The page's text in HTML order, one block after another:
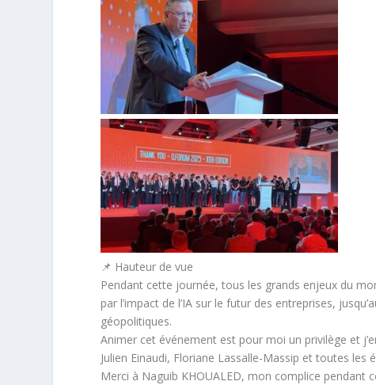
📌 Hauteur de vue
Pendant cette journée, tous les grands enjeux du
par l’impact de l’IA sur le futur des entreprises,
géopolitiques.
Animer cet événement est pour moi un privilège et
Julien Einaudi, Floriane Lassalle-Massip et toutes les
Merci à Naguib KHOUALED, mon complice